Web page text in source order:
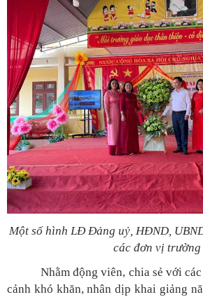
Một số hình LĐ Đảng uỷ, HĐND,
các đơn vị trường
Nhằm động viên, chia sẻ với
cảnh khó khăn, nhân dịp khai giảng